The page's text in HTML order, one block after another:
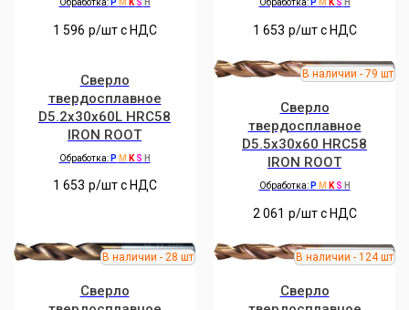
Обработка: P M K S H
1 596 р/шт c НДС
Обработка: P M K S H
1 653 р/шт c НДС
Сверло
твердосплавное
D5.2x30x60L HRC58
IRON ROOT
Обработка: P M K S H
1 653 р/шт c НДС
Сверло
твердосплавное
D5.5x30x60 HRC58
IRON ROOT
Обработка: P M K S H
2 061 р/шт c НДС
Сверло
Сверло